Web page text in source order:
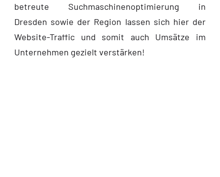
betreute Suchmaschinenoptimierung in
Dresden sowie der Region lassen sich hier der
Website-Traffic und somit auch Umsätze im
Unternehmen gezielt verstärken!